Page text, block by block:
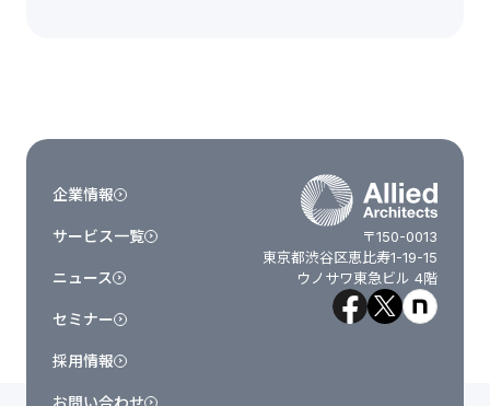
〒150-0013
東京都渋谷区恵比寿1-19-15
ウノサワ東急ビル 4階
企業情報
サービス一覧
ニュース
セミナー
採用情報
お問い合わせ